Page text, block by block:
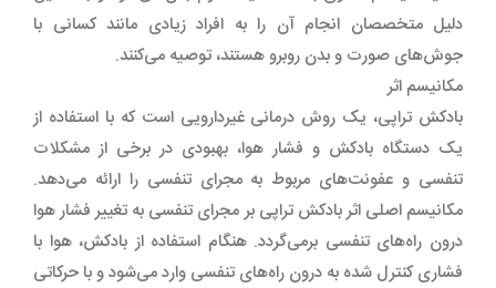
دلیل متخصصان انجام آن را به افراد زیادی مانند کسانی با
جوش‌های صورت و بدن روبرو هستند، توصیه می‌کنند.
مکانیسم اثر
بادکش تراپی، یک روش درمانی غیردارویی است که با استفاده از
یک دستگاه بادکش و فشار هوا، بهبودی در برخی از مشکلات
تنفسی و عفونت‌های مربوط به مجرای تنفسی را ارائه می‌دهد.
مکانیسم اصلی اثر بادکش تراپی بر مجرای تنفسی به تغییر فشار هوا
درون راه‌های تنفسی برمی‌گردد. هنگام استفاده از بادکش، هوا با
فشاری کنترل شده به درون راه‌های تنفسی وارد می‌شود و با حرکاتی